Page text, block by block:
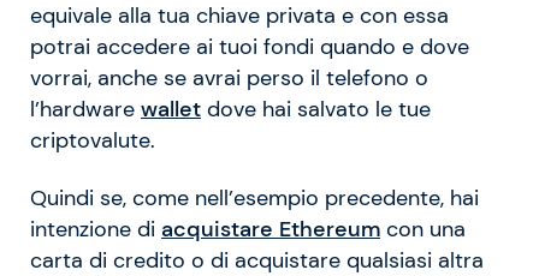
equivale alla tua chiave privata e con essa
potrai accedere ai tuoi fondi quando e dove
vorrai, anche se avrai perso il telefono o
l’hardware wallet dove hai salvato le tue
criptovalute.
Quindi se, come nell’esempio precedente, hai
intenzione di acquistare Ethereum con una
carta di credito o di acquistare qualsiasi altra